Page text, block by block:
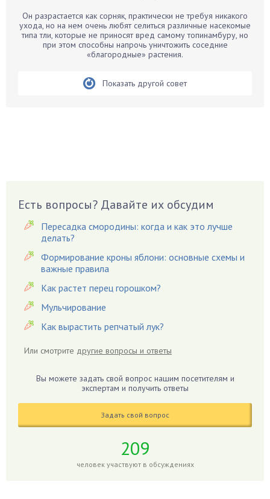
Белые грибы
Бирючина
Бобовые
Вредители
Гардения
Гацания
Гвоздики
Георгины
Герань
Гиацинт
Гибискус
Гладиолусы
Голубика
Он разрастается как сорняк, практически не требуя никакого
ухода, но на нем очень любят селиться различные насекомые
типа тли, которые не приносят вред самому топинамбуру, но
при этом способны напрочь уничтожить соседние
«благородные» растения.
Показать другой совет
Есть вопросы? Давайте их обсудим
Пересадка смородины: когда и как это лучше
делать?
Формирование кроны яблони: основные схемы и
важные правила
Как растет перец горошком?
Мульчирование
Как вырастить репчатый лук?
Или смотрите другие вопросы и ответы
Вы можете задать свой вопрос нашим посетителям и
экспертам и получить ответы
Задать свой вопрос
209
человек участвуют в обсуждениях